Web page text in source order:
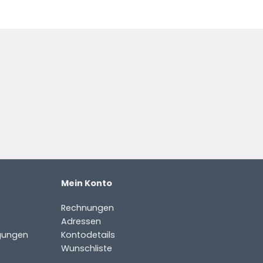
Mein Konto
Rechnungen
Adressen
Kontodetails
Wunschliste